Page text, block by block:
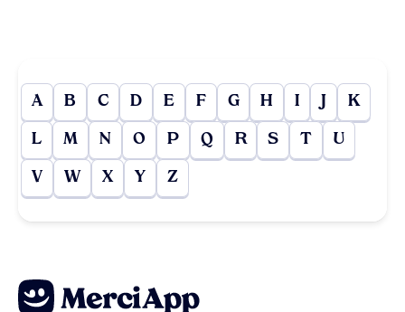
A B C D E F G H I J K
L M N O P Q R S T U
V W X Y Z